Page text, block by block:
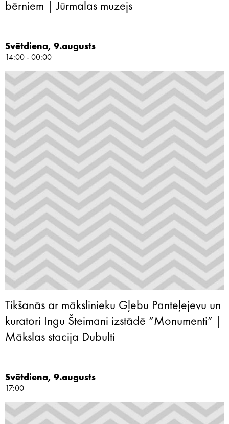
bērniem | Jūrmalas muzejs
Svētdiena, 9.augusts
14:00 - 00:00
Tikšanās ar mākslinieku Gļebu Panteļejevu un
kuratori Ingu Šteimani izstādē “Monumenti” |
Mākslas stacija Dubulti
Svētdiena, 9.augusts
17:00